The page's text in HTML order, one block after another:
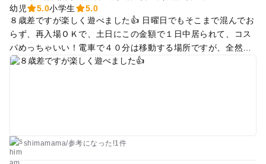
真で確認お願いします。
幼児 5.0小学生
5.0
８歳差ですが楽しく遊べました👍 日曜日でもそこまで混んでお
らず、再入場ＯＫで、土日にこの金額で１日中居られて、コス
パめっちゃいい！電車で４０分は移動する場所ですが、全然い
い！っていう場所です。 特に、食事処のキャンプの雰囲気が娘
shimamama/参考になった!1件